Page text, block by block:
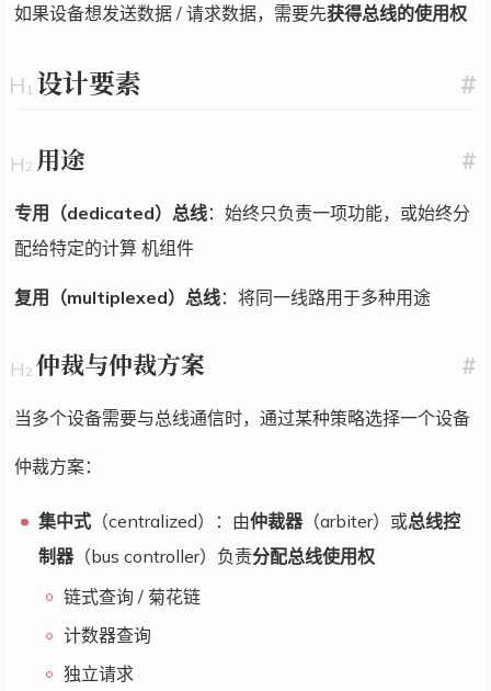
如果设备想发送数据 / 请求数据，需要先获得总线的使用权
#
设计要素
#
用途
专用（dedicated）总线：始终只负责一项功能，或始终分
配给特定的计算 机组件
复用（multiplexed）总线：将同一线路用于多种用途
#
仲裁与仲裁方案
当多个设备需要与总线通信时，通过某种策略选择一个设备
仲裁方案：
集中式 （centralized）：由仲裁器（arbiter）或总线控
制器（bus controller）负责分配总线使用权
链式查询 / 菊花链
计数器查询
独立请求